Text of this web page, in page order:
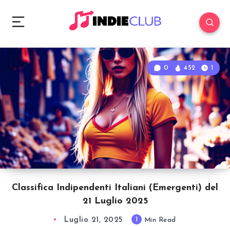
Classifica Indipendenti Italiani (Emergenti) del
21 Luglio 2025
0 452 1
Luglio 21, 2025 Min Read